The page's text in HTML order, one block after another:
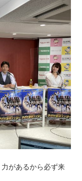
があるから必ず来